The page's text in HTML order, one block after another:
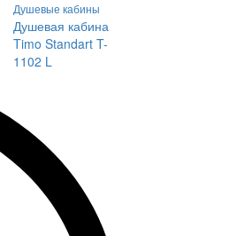
Душевые кабины
Душевая кабина
Timo Standart T-
1102 L